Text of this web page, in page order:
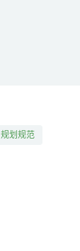
规划规范